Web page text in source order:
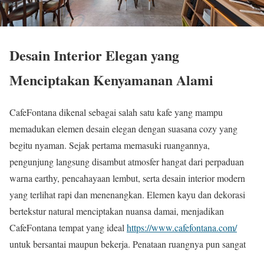
Desain Interior Elegan yang
Menciptakan Kenyamanan Alami
CafeFontana dikenal sebagai salah satu kafe yang mampu
memadukan elemen desain elegan dengan suasana cozy yang
begitu nyaman. Sejak pertama memasuki ruangannya,
pengunjung langsung disambut atmosfer hangat dari perpaduan
warna earthy, pencahayaan lembut, serta desain interior modern
yang terlihat rapi dan menenangkan. Elemen kayu dan dekorasi
bertekstur natural menciptakan nuansa damai, menjadikan
CafeFontana tempat yang ideal https://www.cafefontana.com/
untuk bersantai maupun bekerja. Penataan ruangnya pun sangat